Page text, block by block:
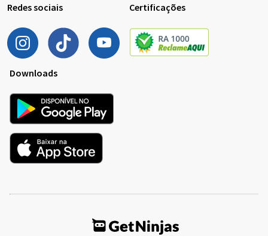
Redes sociais Certificações
Downloads